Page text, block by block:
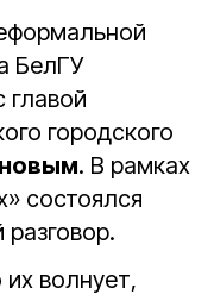
БелГУ
главой
городского
. В рамках
состоялся
их волнует,